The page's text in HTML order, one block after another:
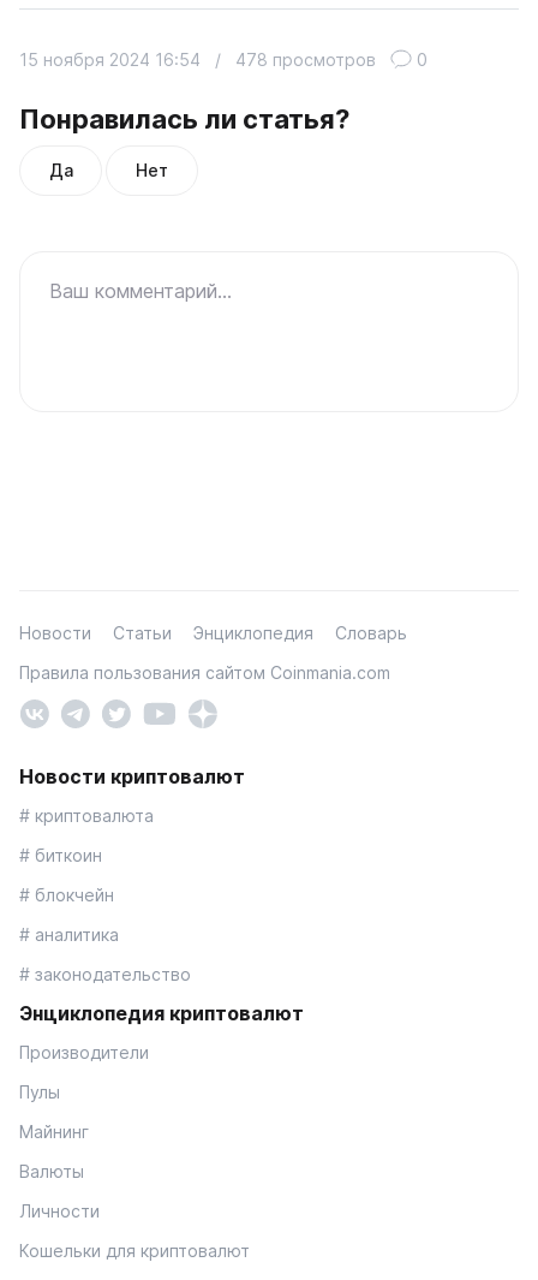
Понравилась ли статья?
Да Нет
15 ноября 2024 16:54 / 478 просмотров 0
Ваш комментарий...
Новости Статьи Энциклопедия
Словарь
Правила пользования сайтом Coinmania.com
Новости криптовалют
# криптовалюта
# биткоин
# блокчейн
# аналитика
# законодательство
Энциклопедия криптовалют
Производители
Пулы
Майнинг
Валюты
Личности
Кошельки для криптовалют